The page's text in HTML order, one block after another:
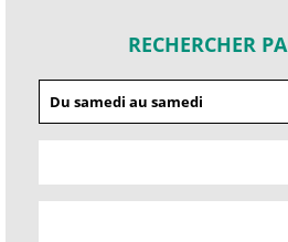
RECHERCHER